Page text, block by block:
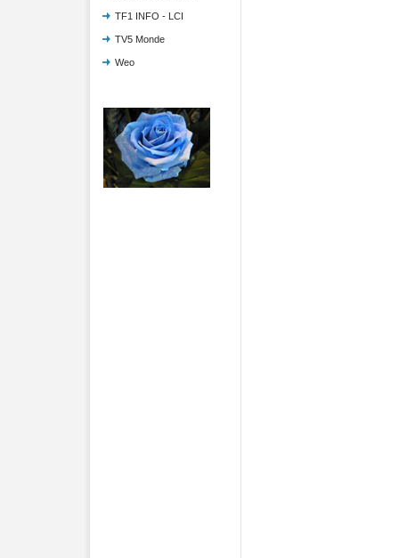
TF1 INFO - LCI
TV5 Monde
Weo